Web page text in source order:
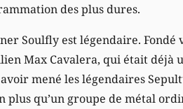
des plus dures.
Soulfly est légendaire. Fondé
Max Cavalera, qui était déjà
mené les légendaires
plus qu’un groupe de métal